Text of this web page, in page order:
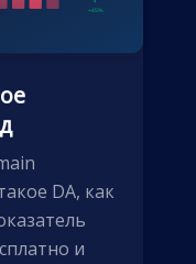
DA, как
и